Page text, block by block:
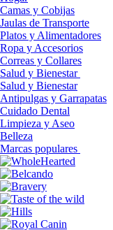
Camas y Cobijas
Jaulas de Transporte
Platos y Alimentadores
Ropa y Accesorios
Correas y Collares
Salud y Bienestar
Salud y Bienestar
Antipulgas y Garrapatas
Cuidado Dental
Limpieza y Aseo
Belleza
Marcas populares